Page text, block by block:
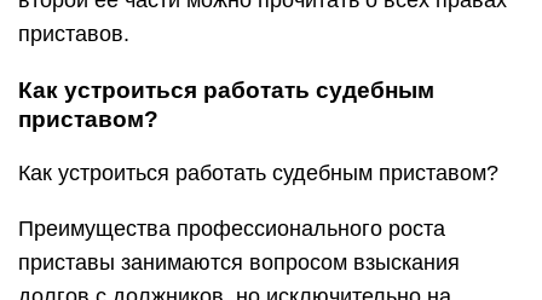
приставов.
Как устроиться работать судебным
приставом?
Как устроиться работать судебным приставом?
Преимущества профессионального роста
приставы занимаются вопросом взыскания